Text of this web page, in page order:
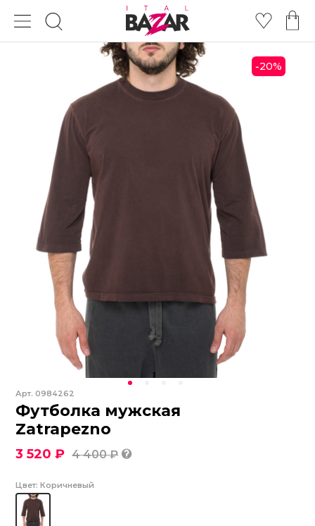
-20%
Арт.0984262
Футболка мужская
Zatrapezno
3 520 ₽ 4 400 ₽
Цвет: Коричневый